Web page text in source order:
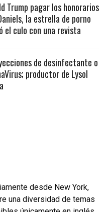
Trump pagar los honorarios
la estrella de porno
el culo con una revista
de desinfectante o
productor de Lysol
desde New York,
una diversidad de temas